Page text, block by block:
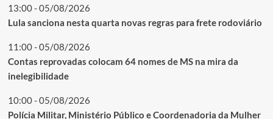
13:00 - 05/08/2026
Lula sanciona nesta quarta novas regras para frete rodoviário
11:00 - 05/08/2026
Contas reprovadas colocam 64 nomes de MS na mira da
inelegibilidade
10:00 - 05/08/2026
Polícia Militar, Ministério Público e Coordenadoria da Mulher